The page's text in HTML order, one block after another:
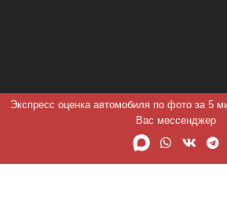
Экспресс оценка автомобиля по фото за 5
Вас мессенджер